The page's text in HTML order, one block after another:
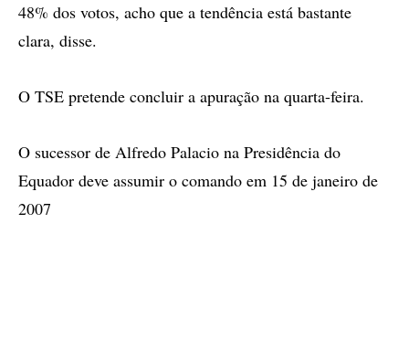
48% dos votos, acho que a tendência está bastante
clara, disse.
O TSE pretende concluir a apuração na quarta-feira.
O sucessor de Alfredo Palacio na Presidência do
Equador deve assumir o comando em 15 de janeiro de
2007